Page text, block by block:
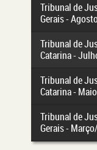
Tribunal de
Gerais -
Tribunal de
Catarina -
Tribunal de
Catarina -
Tribunal de
Gerais -